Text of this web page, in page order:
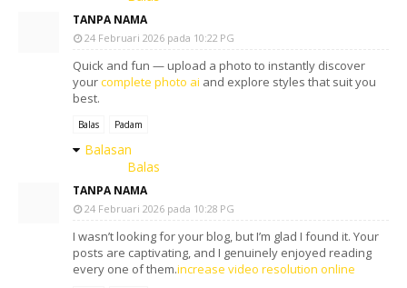
TANPA NAMA
24 Februari 2026 pada 10:22 PG
Quick and fun — upload a photo to instantly discover
yourcomplete photo ai and explore styles that suit you
best.
Balas Padam
Balasan
Balas
TANPA NAMA
24 Februari 2026 pada 10:28 PG
I wasn’t looking for your blog, but I’m glad I found it. Your
posts are captivating, and I genuinely enjoyed reading
every one of them.increase video resolution online